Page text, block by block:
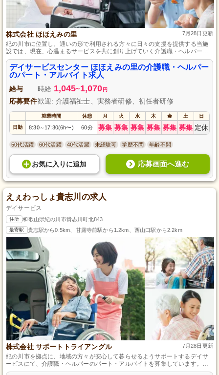
株式会社 ほほえみの里 7月28日更新
紀の川市に位置し、通いの形で利用される方々に日々の支援を提供する当施
設では、現在、心温まるサービスを共に創り上げていく介護職・ヘルパーの
方を募集中です。未経験でも歓迎で、親切丁寧な指導があるため、安心して
スタートできます。また、頑張りは資格手当や昇給・賞与という形でしっか
り評価し、長期的なキャリア形成を全力でサポートしています。
デイサービスセンター ほほえみの里の介護職・ヘルパー
のパート・アルバイト求人
給与 時給 1,045~1,070 円
応募要件歓迎: 介護福祉士、実務者研修、初任者研修
就業時間 休憩 月 火 水 木 金 土 日
日勤 8:30～ 17:30(6h〜) 60分 募集 募集 募集 募集 募集 募集 定休
50代活躍 60代活躍 40代活躍 未経験可 学歴不問 年齢不問
お気に入り に追加 応募画面へ進む
えぇわっしょ貴志川の求人
デイサービス
住所 和歌山県紀の川市貴志川町北843
最寄駅 貴志駅から0.5km、甘露寺前駅から1.2km、西山口駅から2.2km
株式会社 サポートトライアングル 7月28日更新
紀の川市を拠点に、地域の方々が安心して暮らせるようサポートするデイサ
ービスにて、介護職・ヘルパーのパート・アルバイトを募集しています。初
めて介護の仕事に挑戦する方も、丁寧な指導とサポートがあるため安心で